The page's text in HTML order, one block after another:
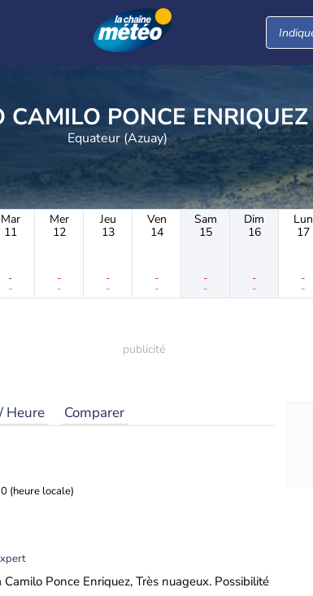
METEO CAMILO PONCE ENRIQUEZ
Equateur (Azuay)
Mar
11
-
-
Mer
12
-
-
Jeu
13
-
-
Ven
14
-
-
Sam
15
-
-
Dim
16
-
-
Lun
17
-
-
Heure Comparer
(heure locale)
Ponce Enriquez, Très nuageux. Possibilité